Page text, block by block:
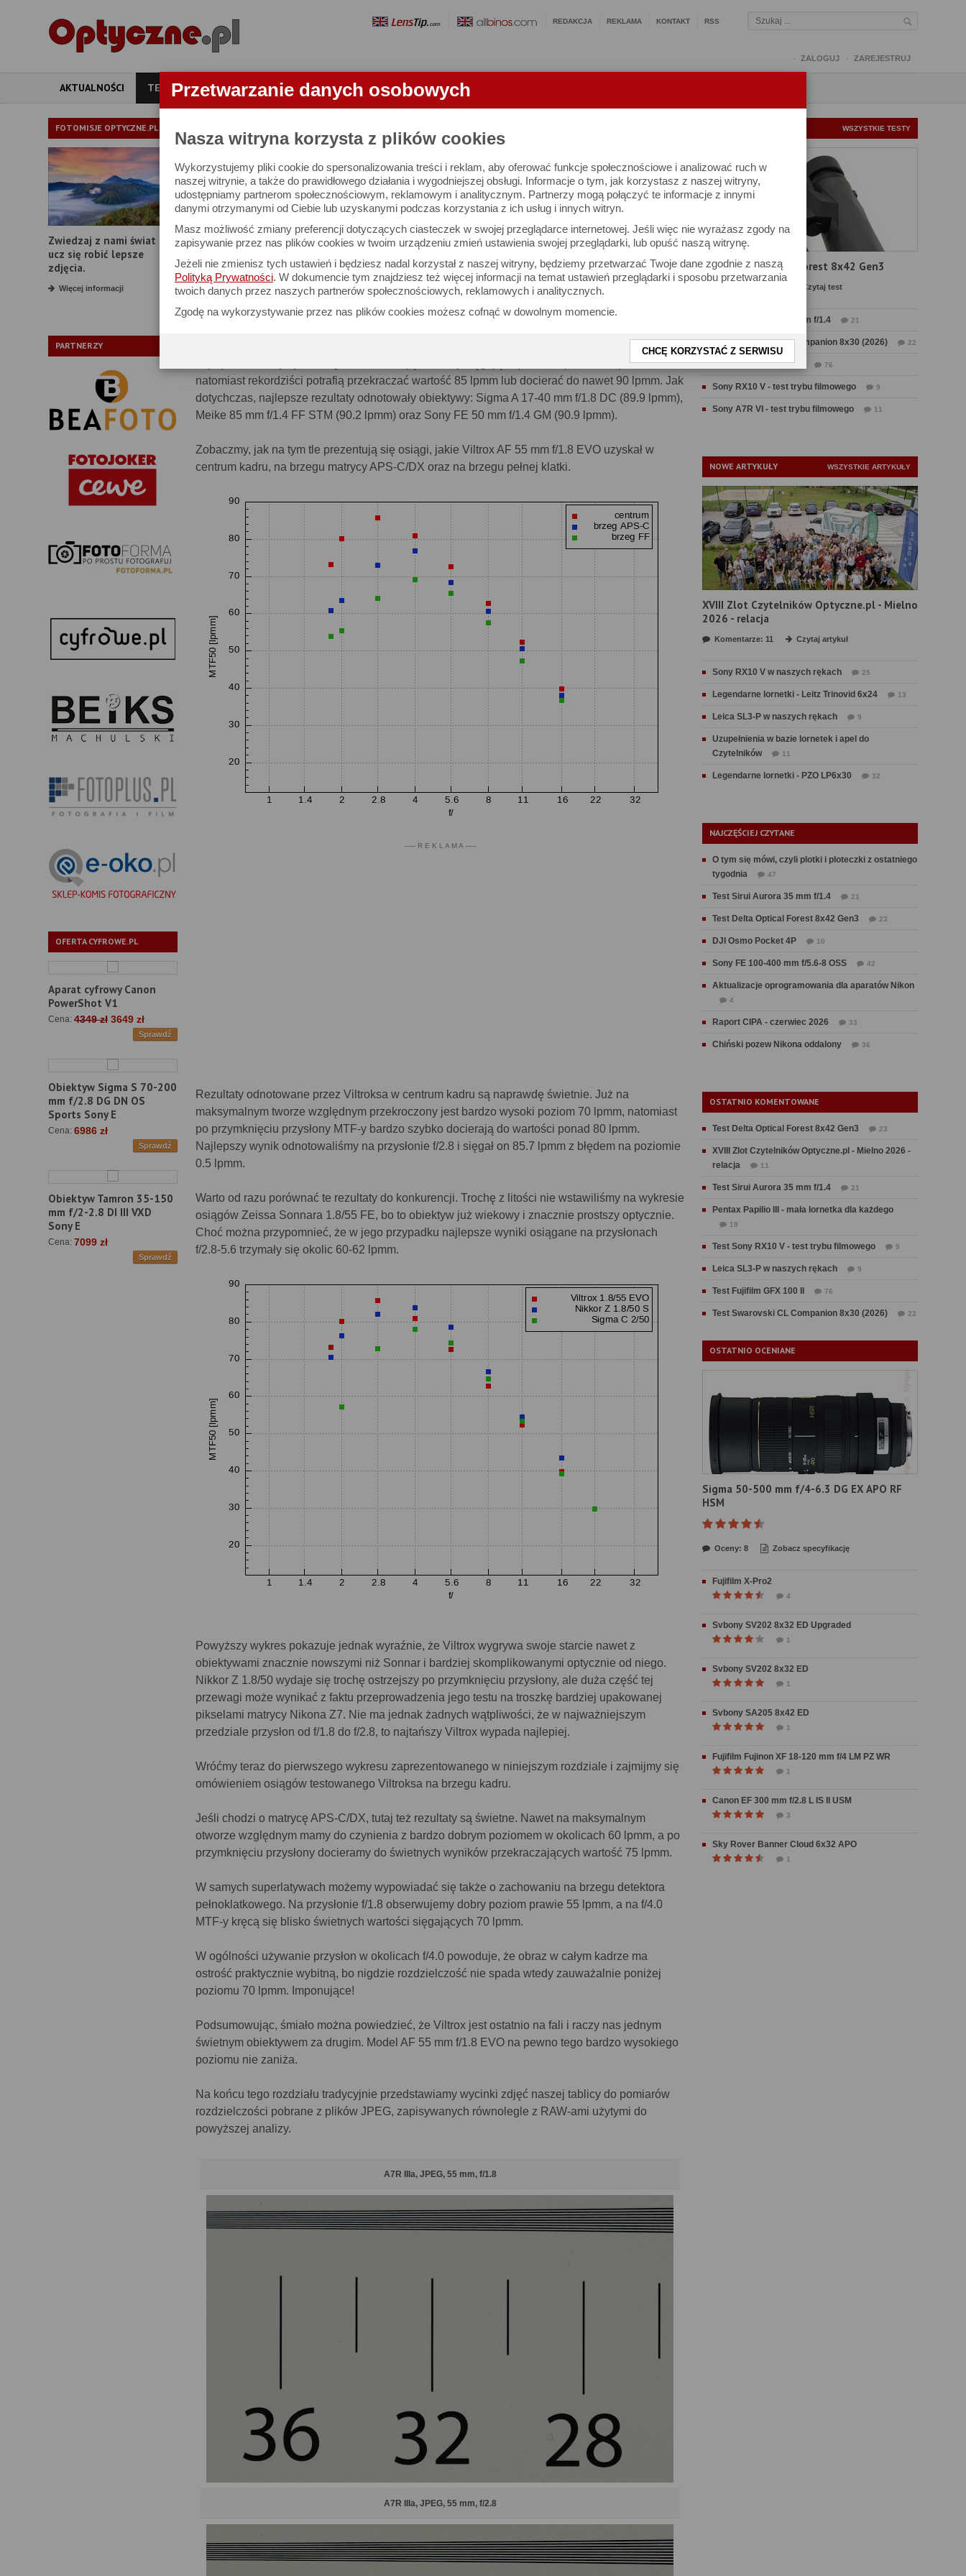
Przetwarzanie danych osobowych
Nasza witryna korzysta z plików cookies
Wykorzystujemy pliki cookie do spersonalizowania treści i reklam, aby oferować funkcje społecznościowe i analizować ruch w
naszej witrynie, a także do prawidłowego działania i wygodniejszej obsługi. Informacje o tym, jak korzystasz z naszej witryny,
udostępniamy partnerom społecznościowym, reklamowym i analitycznym. Partnerzy mogą połączyć te informacje z innymi
danymi otrzymanymi od Ciebie lub uzyskanymi podczas korzystania z ich usług i innych witryn.
Masz możliwość zmiany preferencji dotyczących ciasteczek w swojej przeglądarce internetowej. Jeśli więc nie wyrażasz zgody na
zapisywanie przez nas plików cookies w twoim urządzeniu zmień ustawienia swojej przeglądarki, lub opuść naszą witrynę.
Jeżeli nie zmienisz tych ustawień i będziesz nadal korzystał z naszej witryny, będziemy przetwarzać Twoje dane zgodnie z naszą
Polityką Prywatności. W dokumencie tym znajdziesz też więcej informacji na temat ustawień przeglądarki i sposobu przetwarzania
twoich danych przez naszych partnerów społecznościowych, reklamowych i analitycznych.
Zgodę na wykorzystywanie przez nas plików cookies możesz cofnąć w dowolnym momencie.
CHCĘ KORZYSTAĆ Z SERWISU
REDAKCJA REKLAMA KONTAKT RSS
ZALOGUJ ZAREJESTRUJ
AKTUALNOŚCI TESTY ARTYKUŁY APARATY OBIEKTYWY LORNETKI
FOTOMISJE OPTYCZNE.PL
Zwiedzaj z nami świat i
ucz się robić lepsze
zdjęcia.
Więcej informacji
PARTNERZY
OFERTA CYFROWE.PL
Aparat cyfrowy Canon
PowerShot V1
Cena: 4349 zł 3649 zł
Sprawdź
Obiektyw Sigma S 70-200
mm f/2.8 DG DN OS
Sports Sony E
Cena: 6986 zł
Sprawdź
Obiektyw Tamron 35-150
mm f/2-2.8 DI III VXD
Sony E
Cena: 7099 zł
Sprawdź
TEST OBIEKTYWU
Viltrox AF 55 mm f/1.8 EVO - test obiektywu
22 czerwca 2026
Podziel się
Komentarze: 24
4. Rozdzielczość obrazu
Rozdzielczość (w sensie funkcji MTF50) obiektywów na mocowaniu Sony FE testujemy w
przypadku tego detektora za poziom przyzwoitości uznajemy wyniki na poziomie 39–41 lpmm, a
najlepsze obiektywy stałoogniskowe notują rezultaty sięgające poziomu ponad 80 lpmm,
natomiast rekordziści potrafią przekraczać wartość 85 lpmm lub docierać do nawet 90 lpmm. Jak
dotychczas, najlepsze rezultaty odnotowały obiektywy: Sigma A 17-40 mm f/1.8 DC (89.9 lpmm),
Meike 85 mm f/1.4 FF STM (90.2 lpmm) oraz Sony FE 50 mm f/1.4 GM (90.9 lpmm).
Zobaczmy, jak na tym tle prezentują się osiągi, jakie Viltrox AF 55 mm f/1.8 EVO uzyskał w
centrum kadru, na brzegu matrycy APS-C/DX oraz na brzegu pełnej klatki.
----- R E K L A M A -----
Rezultaty odnotowane przez Viltroksa w centrum kadru są naprawdę świetnie. Już na
maksymalnym tworze względnym przekroczony jest bardzo wysoki poziom 70 lpmm, natomiast
po przymknięciu przysłony MTF-y bardzo szybko docierają do wartości ponad 80 lpmm.
Najlepszy wynik odnotowaliśmy na przysłonie f/2.8 i sięgał on 85.7 lpmm z błędem na poziomie
0.5 lpmm.
Warto od razu porównać te rezultaty do konkurencji. Trochę z litości nie wstawiliśmy na wykresie
osiągów Zeissa Sonnara 1.8/55 FE, bo to obiektyw już wiekowy i znacznie prostszy optycznie.
Choć można przypomnieć, że w jego przypadku najlepsze wyniki osiągane na przysłonach
f/2.8-5.6 trzymały się okolic 60-62 lpmm.
Powyższy wykres pokazuje jednak wyraźnie, że Viltrox wygrywa swoje starcie nawet z
obiektywami znacznie nowszymi niż Sonnar i bardziej skomplikowanymi optycznie od niego.
Nikkor Z 1.8/50 wydaje się trochę ostrzejszy po przymknięciu przysłony, ale duża część tej
przewagi może wynikać z faktu przeprowadzenia jego testu na troszkę bardziej upakowanej
pikselami matrycy Nikona Z7. Nie ma jednak żadnych wątpliwości, że w najważniejszym
przedziale przysłon od f/1.8 do f/2.8, to najtańszy Viltrox wypada najlepiej.
Wróćmy teraz do pierwszego wykresu zaprezentowanego w niniejszym rozdziale i zajmijmy się
omówieniem osiągów testowanego Viltroksa na brzegu kadru.
Jeśli chodzi o matrycę APS-C/DX, tutaj też rezultaty są świetne. Nawet na maksymalnym
otworze względnym mamy do czynienia z bardzo dobrym poziomem w okolicach 60 lpmm, a po
przymknięciu przysłony docieramy do świetnych wyników przekraczających wartość 75 lpmm.
W samych superlatywach możemy wypowiadać się także o zachowaniu na brzegu detektora
pełnoklatkowego. Na przysłonie f/1.8 obserwujemy dobry poziom prawie 55 lpmm, a na f/4.0
MTF-y kręcą się blisko świetnych wartości sięgających 70 lpmm.
W ogólności używanie przysłon w okolicach f/4.0 powoduje, że obraz w całym kadrze ma
ostrość praktycznie wybitną, bo nigdzie rozdzielczość nie spada wtedy zauważalnie poniżej
poziomu 70 lpmm. Imponujące!
Podsumowując, śmiało można powiedzieć, że Viltrox jest ostatnio na fali i raczy nas jednym
świetnym obiektywem za drugim. Model AF 55 mm f/1.8 EVO na pewno tego bardzo wysokiego
poziomu nie zaniża.
Na końcu tego rozdziału tradycyjnie przedstawiamy wycinki zdjęć naszej tablicy do pomiarów
rozdzielczości pobrane z plików JPEG, zapisywanych równolegle z RAW-ami użytymi do
powyższej analizy.
A7R IIIa, JPEG, 55 mm, f/1.8
A7R IIIa, JPEG, 55 mm, f/2.8
WSZYSTKIE TESTY
Test Delta Optical Forest 8x42 Gen3
Czytaj test
Test Sirui Aurora 35 mm f/1.4 21
Test Swarovski CL Companion 8x30 (2026) 22
Test Fujifilm GFX 100 II 76
Sony RX10 V - test trybu filmowego 9
Sony A7R VI - test trybu filmowego 11
NOWE ARTYKUŁY WSZYSTKIE ARTYKUŁY
XVIII Zlot Czytelników Optyczne.pl - Mielno
2026 - relacja
Komentarze: 11 Czytaj artykuł
Sony RX10 V w naszych rękach 25
Legendarne lornetki - Leitz Trinovid 6x24 13
Leica SL3-P w naszych rękach 9
Uzupełnienia w bazie lornetek i apel do
Czytelników
11
Legendarne lornetki - PZO LP6x30 32
NAJCZĘŚCIEJ CZYTANE
O tym się mówi, czyli plotki i ploteczki z ostatniego
tygodnia
47
Test Sirui Aurora 35 mm f/1.4 21
Test Delta Optical Forest 8x42 Gen3 23
DJI Osmo Pocket 4P 10
Sony FE 100-400 mm f/5.6-8 OSS 42
Aktualizacje oprogramowania dla aparatów Nikon
4
Raport CIPA - czerwiec 2026 33
Chiński pozew Nikona oddalony 36
OSTATNIO KOMENTOWANE
Test Delta Optical Forest 8x42 Gen3 23
XVIII Zlot Czytelników Optyczne.pl - Mielno 2026 -
relacja
11
Test Sirui Aurora 35 mm f/1.4 21
Pentax Papilio III - mała lornetka dla każdego
19
Test Sony RX10 V - test trybu filmowego 9
Leica SL3-P w naszych rękach 9
Test Fujifilm GFX 100 II 76
Test Swarovski CL Companion 8x30 (2026) 22
OSTATNIO OCENIANE
Sigma 50-500 mm f/4-6.3 DG EX APO RF
HSM
Oceny: 8 Zobacz specyfikację
Fujifilm X-Pro2
4
Svbony SV202 8x32 ED Upgraded
1
Svbony SV202 8x32 ED
1
Svbony SA205 8x42 ED
1
Fujifilm Fujinon XF 18-120 mm f/4 LM PZ WR
1
Canon EF 300 mm f/2.8 L IS II USM
3
Sky Rover Banner Cloud 6x32 APO
1